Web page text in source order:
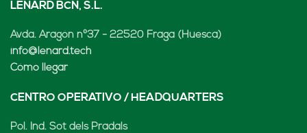
LENARD BCN, S.L.
Avda. Aragón nº37 - 22520 Fraga (Huesca)
info@lenard.tech
Cómo llegar
CENTRO OPERATIVO / HEADQUARTERS
Pol. Ind. Sot dels Pradals